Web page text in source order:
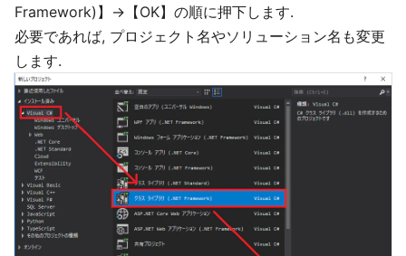
Framework)】→【OK】の順に押下します.
必要であれば, プロジェクト名やソリューション名も変更
します.